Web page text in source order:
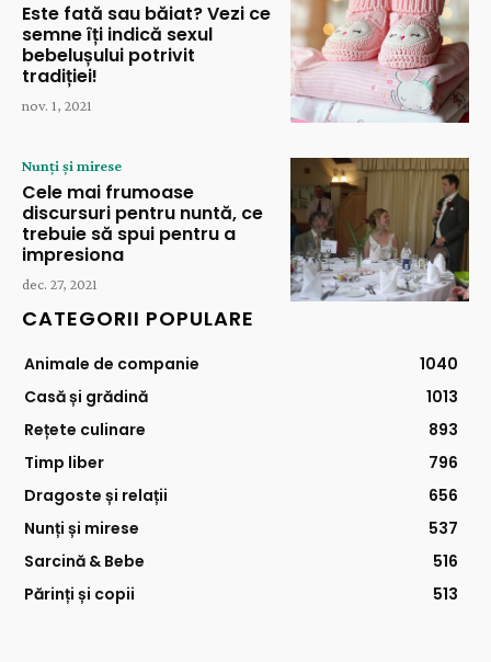
Este fată sau băiat? Vezi ce
semne îți indică sexul
bebelușului potrivit
tradiției!
nov. 1, 2021
Nunți și mirese
Cele mai frumoase
discursuri pentru nuntă, ce
trebuie să spui pentru a
impresiona
dec. 27, 2021
CATEGORII POPULARE
Animale de companie
1040
Casă și grădină
1013
Rețete culinare
893
Timp liber
796
Dragoste și relații
656
Nunți și mirese
537
Sarcină & Bebe
516
Părinți și copii
513